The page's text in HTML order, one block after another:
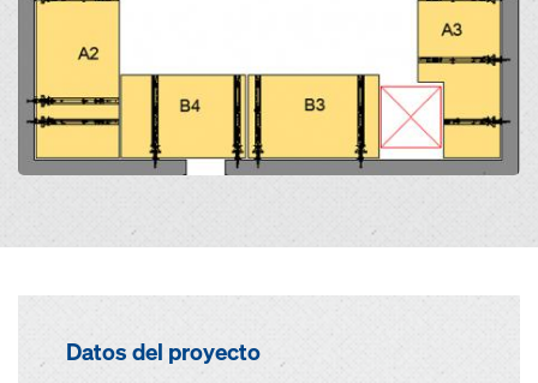
Datos del proyecto